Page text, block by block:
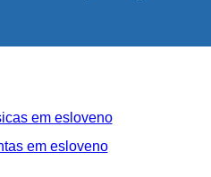
em esloveno
em esloveno